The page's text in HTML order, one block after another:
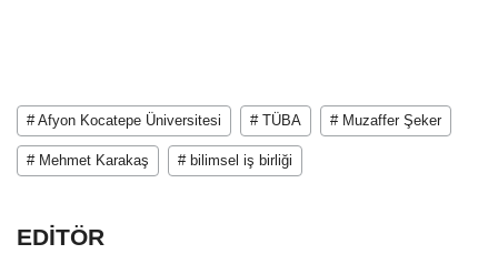
# Afyon Kocatepe Üniversitesi # TÜBA # Muzaffer Şeker
# Mehmet Karakaş # bilimsel iş birliği
EDİTÖR